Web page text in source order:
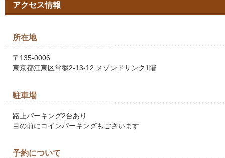
アクセス情報
所在地
〒135-0006
東京都江東区常盤2-13-12 メゾンドサンク1階
駐車場
路上パーキング2台あり
目の前にコインパーキングもございます
予約について